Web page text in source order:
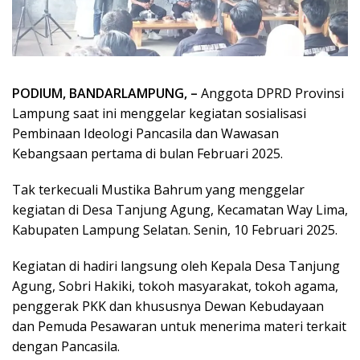
PODIUM, BANDARLAMPUNG, – Anggota DPRD Provinsi
Lampung saat ini menggelar kegiatan sosialisasi
Pembinaan Ideologi Pancasila dan Wawasan
Kebangsaan pertama di bulan Februari 2025.
Tak terkecuali Mustika Bahrum yang menggelar
kegiatan di Desa Tanjung Agung, Kecamatan Way Lima,
Kabupaten Lampung Selatan. Senin, 10 Februari 2025.
Kegiatan di hadiri langsung oleh Kepala Desa Tanjung
Agung, Sobri Hakiki, tokoh masyarakat, tokoh agama,
penggerak PKK dan khususnya Dewan Kebudayaan
dan Pemuda Pesawaran untuk menerima materi terkait
dengan Pancasila.